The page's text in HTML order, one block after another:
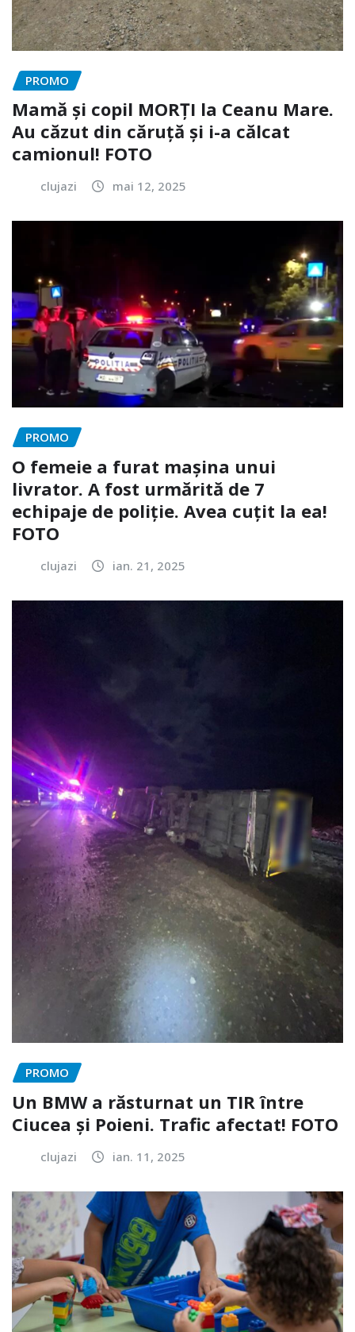
PROMO
Mamă și copil MORȚI la Ceanu Mare.
Au căzut din căruță și i-a călcat
camionul! FOTO
clujazi mai 12, 2025
PROMO
O femeie a furat mașina unui
livrator. A fost urmărită de 7
echipaje de poliție. Avea cuțit la ea!
FOTO
clujazi ian. 21, 2025
PROMO
Un BMW a răsturnat un TIR între
Ciucea și Poieni. Trafic afectat! FOTO
clujazi ian. 11, 2025